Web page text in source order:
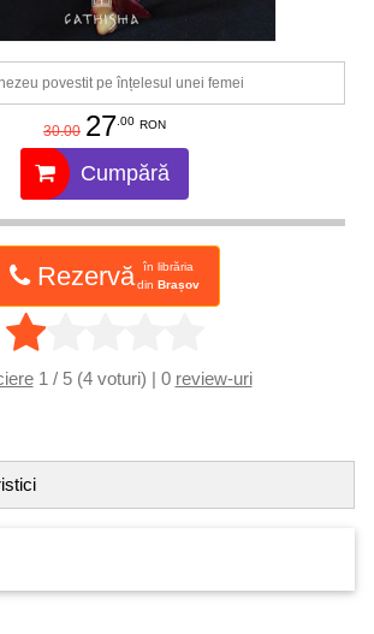
povestit pe înțelesul unei femei
30.00 27.00 RON
Cumpără
Rezervă
în librăria
din Brașov
1 / 5 (4 voturi) | 0 review-uri